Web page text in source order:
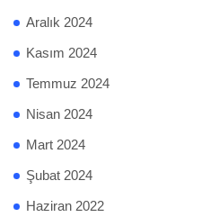
Aralık 2024
Kasım 2024
Temmuz 2024
Nisan 2024
Mart 2024
Şubat 2024
Haziran 2022